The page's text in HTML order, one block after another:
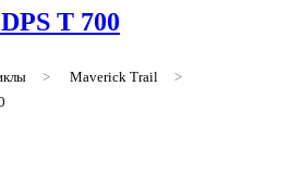
T 700
> Maverick Trail
>